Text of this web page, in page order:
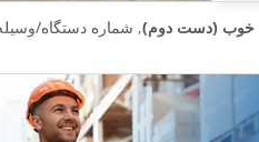
خوب (دست دوم)